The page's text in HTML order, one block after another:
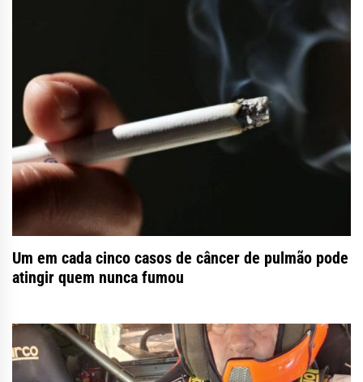
Um em cada cinco casos de câncer de pulmão pode
atingir quem nunca fumou